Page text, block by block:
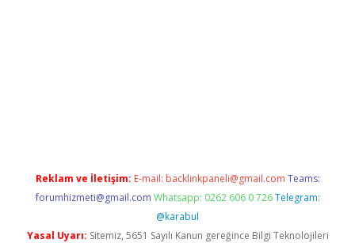
Reklam ve İletişim: E-mail: backlinkpaneli@gmail.com Teams:
forumhizmeti@gmail.com Whatsapp: 0262 606 0 726 Telegram:
@karabul
Yasal Uyarı: Sitemiz, 5651 Sayılı Kanun gereğince Bilgi Teknolojileri